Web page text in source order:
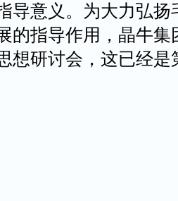
导意义。为大力弘扬
的指导作用，晶牛集
想研讨会，这已经是